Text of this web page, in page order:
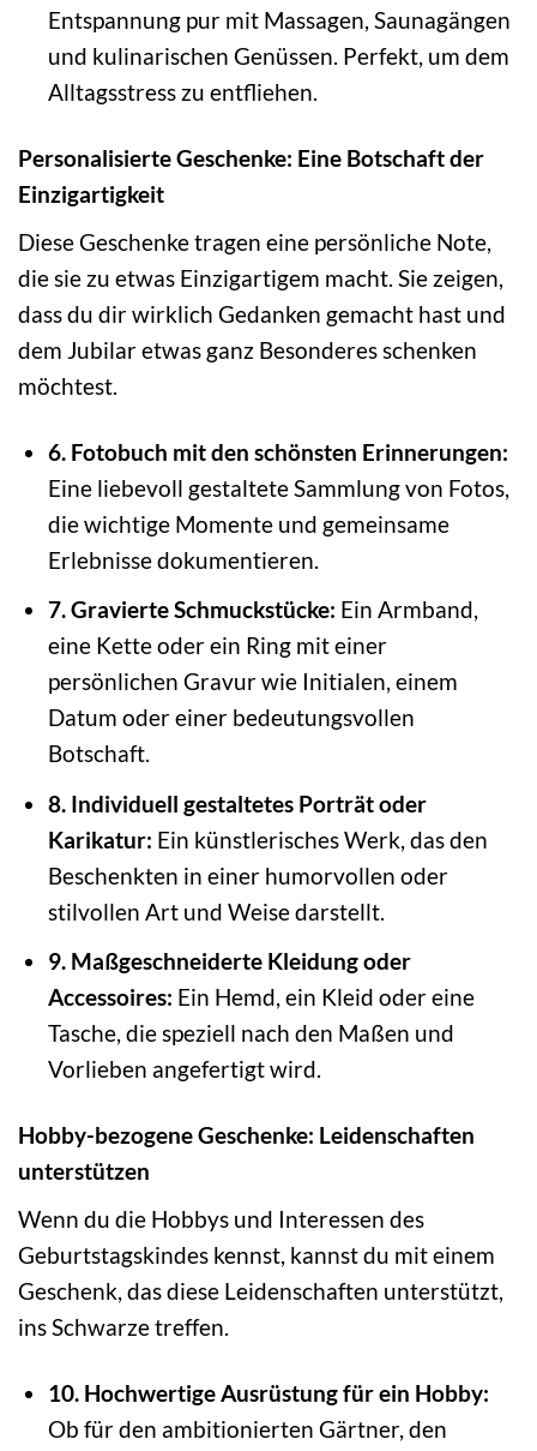
Entspannung pur mit Massagen, Saunagängen
und kulinarischen Genüssen. Perfekt, um dem
Alltagsstress zu entfliehen.
Personalisierte Geschenke: Eine Botschaft der
Einzigartigkeit
Diese Geschenke tragen eine persönliche Note,
die sie zu etwas Einzigartigem macht. Sie zeigen,
dass du dir wirklich Gedanken gemacht hast und
dem Jubilar etwas ganz Besonderes schenken
möchtest.
6. Fotobuch mit den schönsten Erinnerungen:
Eine liebevoll gestaltete Sammlung von Fotos,
die wichtige Momente und gemeinsame
Erlebnisse dokumentieren.
7. Gravierte Schmuckstücke: Ein Armband,
eine Kette oder ein Ring mit einer
persönlichen Gravur wie Initialen, einem
Datum oder einer bedeutungsvollen
Botschaft.
8. Individuell gestaltetes Porträt oder
Karikatur: Ein künstlerisches Werk, das den
Beschenkten in einer humorvollen oder
stilvollen Art und Weise darstellt.
9. Maßgeschneiderte Kleidung oder
Accessoires: Ein Hemd, ein Kleid oder eine
Tasche, die speziell nach den Maßen und
Vorlieben angefertigt wird.
Hobby-bezogene Geschenke: Leidenschaften
unterstützen
Wenn du die Hobbys und Interessen des
Geburtstagskindes kennst, kannst du mit einem
Geschenk, das diese Leidenschaften unterstützt,
ins Schwarze treffen.
10. Hochwertige Ausrüstung für ein Hobby:
Ob für den ambitionierten Gärtner, den